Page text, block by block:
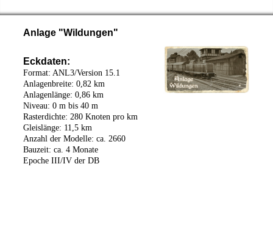
Anlage "Wildungen"
Eckdaten:
Format: ANL3/Version 15.1
Anlagenbreite: 0,82 km
Anlagenlänge: 0,86 km
Niveau: 0 m bis 40 m
Rasterdichte: 280 Knoten pro km
Gleislänge: 11,5 km
Anzahl der Modelle: ca. 2660
Bauzeit: ca. 4 Monate
Epoche III/IV der DB